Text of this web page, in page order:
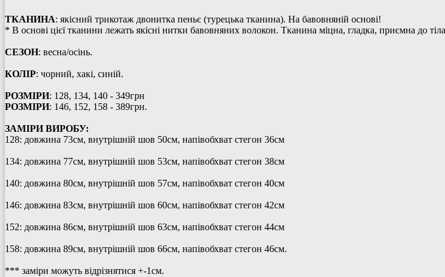
ТКАНИНА: якісний трикотаж двонитка пеньє (турецька тканина). На бавовняній основі!
* В основі цієї тканини лежать якісні нитки бавовняних волокон. Тканина міцна, гладка, приємна до
СЕЗОН: весна/осінь.
КОЛІР: чорний, хакі, синій.
РОЗМІРИ: 128, 134, 140 - 349грн
РОЗМІРИ: 146, 152, 158 - 389грн.
ЗАМІРИ ВИРОБУ:
128: довжина 73см, внутрішній шов 50см, напівобхват стегон 36см
134: довжина 77см, внутрішній шов 53см, напівобхват стегон 38см
140: довжина 80см, внутрішній шов 57см, напівобхват стегон 40см
146: довжина 83см, внутрішній шов 60см, напівобхват стегон 42см
152: довжина 86см, внутрішній шов 63см, напівобхват стегон 44см
158: довжина 89см, внутрішній шов 66см, напівобхват стегон 46см.
*** заміри можуть відрізнятися +-1см.